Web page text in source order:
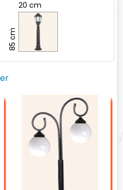
20 cm
85 cm